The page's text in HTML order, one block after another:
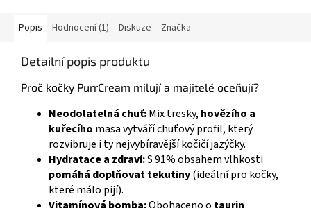
Popis Hodnocení (1) Diskuze Značka
Detailní popis produktu
Proč kočky PurrCream milují a majitelé oceňují?
Neodolatelná chuť:Mix tresky, hovězího a
kuřecího masa vytváří chuťový profil, který
rozvibruje i ty nejvybíravější kočičí jazýčky.
Hydratace a zdraví:S 91% obsahem vlhkosti
pomáhá doplňovat tekutiny(ideální pro kočky,
které málo pijí).
Vitamínová bomba:Obohaceno o taurin